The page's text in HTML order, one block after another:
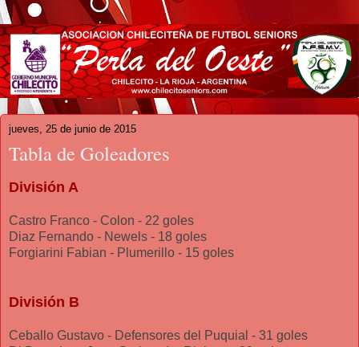
jueves, 25 de junio de 2015
Tabla de Goleadores
División A
Castro Franco - Colon - 22 goles
Diaz Fernando - Newels - 18 goles
Forgiarini Fabian - Plumerillo - 15 goles
División B
Ceballo Gustavo - Defensores del Puquial - 31 goles